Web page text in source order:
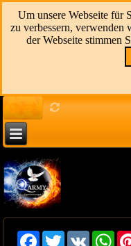
Um unsere Webseite für
zu verbessern,
der Webseite stimmen
136
FacebookTwitterVK